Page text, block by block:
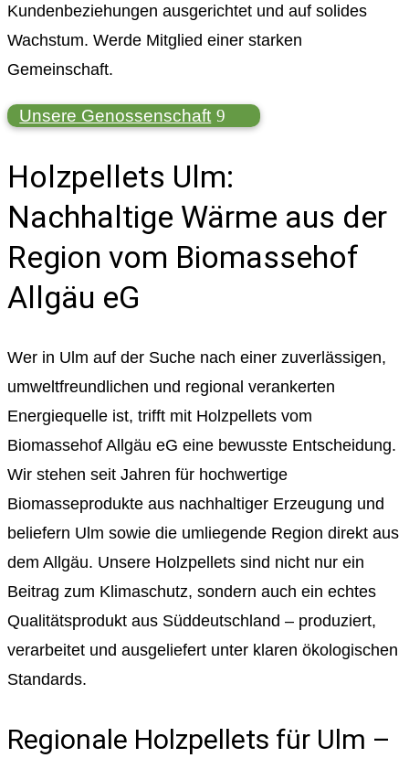
Kundenbeziehungen ausgerichtet und auf solides
Wachstum. Werde Mitglied einer starken
Gemeinschaft.
Unsere Genossenschaft
Holzpellets Ulm:
Nachhaltige Wärme aus der
Region vom Biomassehof
Allgäu eG
Wer in Ulm auf der Suche nach einer zuverlässigen,
umweltfreundlichen und regional verankerten
Energiequelle ist, trifft mit Holzpellets vom
Biomassehof Allgäu eG eine bewusste Entscheidung.
Wir stehen seit Jahren für hochwertige
Biomasseprodukte aus nachhaltiger Erzeugung und
beliefern Ulm sowie die umliegende Region direkt aus
dem Allgäu. Unsere Holzpellets sind nicht nur ein
Beitrag zum Klimaschutz, sondern auch ein echtes
Qualitätsprodukt aus Süddeutschland – produziert,
verarbeitet und ausgeliefert unter klaren ökologischen
Standards.
Regionale Holzpellets für Ulm –